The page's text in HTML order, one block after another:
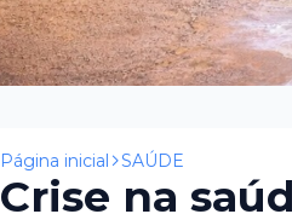
Página inicial SAÚDE
Crise na